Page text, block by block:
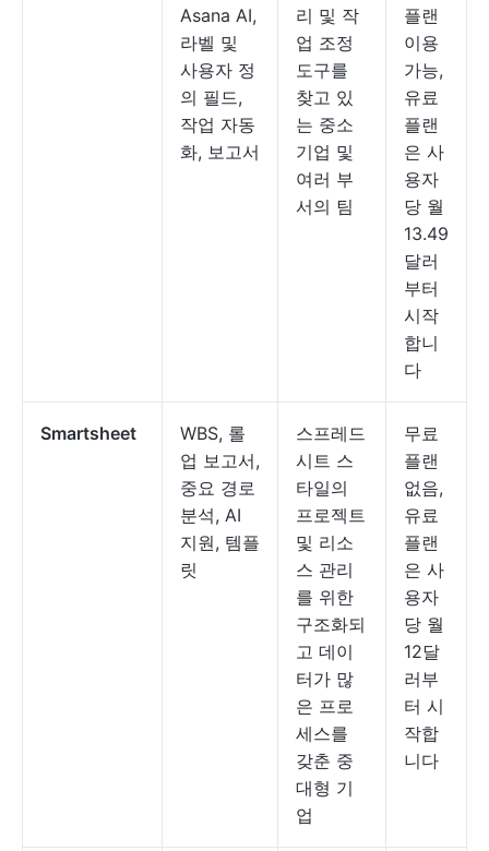
Asana AI,
라벨 및
사용자 정
의 필드,
작업 자동
화, 보고서
리 및 작
업 조정
도구를
찾고 있
는 중소
기업 및
여러 부
서의 팀
플랜
이용
가능,
유료
플랜
은 사
용자
당 월
13.49
달러
부터
시작
합니
다
Smartsheet
WBS, 롤
업 보고서,
중요 경로
분석, AI
지원, 템플
릿
스프레드
시트 스
타일의
프로젝트
및 리소
스 관리
를 위한
구조화되
고 데이
터가 많
은 프로
세스를
갖춘 중
대형 기
업
무료
플랜
없음,
유료
플랜
은 사
용자
당 월
12달
러부
터 시
작합
니다